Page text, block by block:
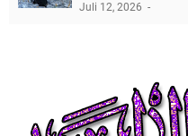
Juli 12, 2026